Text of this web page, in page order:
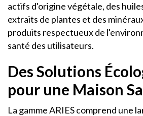
actifs d'origine végétale, des
extraits de plantes et des
produits respectueux de
santé des utilisateurs.
Des Solutions
pour une Maison
La gamme ARIES comprend une